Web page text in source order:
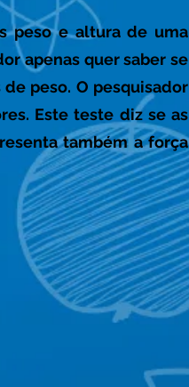
peso e altura de uma
apenas quer saber se
peso. O pesquisador
Este teste diz se as
também a força